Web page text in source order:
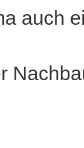
auch